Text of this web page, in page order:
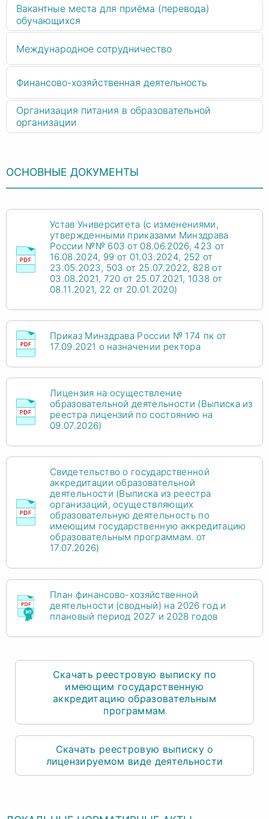
Вакантные места для приёма (перевода)
обучающихся
Международное сотрудничество
Финансово-хозяйственная деятельность
Организация питания в образовательной
организации
ОСНОВНЫЕ ДОКУМЕНТЫ
Устав Университета (с изменениями,
утвержденными приказами Минздрава
России №№ 603 от 08.06.2026, 423 от
16.08.2024, 99 от 01.03.2024, 252 от
23.05.2023, 503 от 25.07.2022, 828 от
03.08.2021, 720 от 25.07.2021, 1038 от
08.11.2021, 22 от 20.01.2020)
Приказ Минздрава России № 174 пк от
17.09.2021 о назначении ректора
Лицензия на осуществление
образовательной деятельности (Выписка из
реестра лицензий по состоянию на
09.07.2026)
Свидетельство о государственной
аккредитации образовательной
деятельности (Выписка из реестра
организаций, осуществляющих
образовательную деятельность по
имеющим государственную аккредитацию
образовательным программам. от
17.07.2026)
План финансово-хозяйственной
деятельности (сводный) на 2026 год и
плановый период 2027 и 2028 годов
Скачать реестровую выписку по
имеющим государственную
аккредитацию образовательным
программам
Скачать реестровую выписку о
лицензируемом виде деятельности